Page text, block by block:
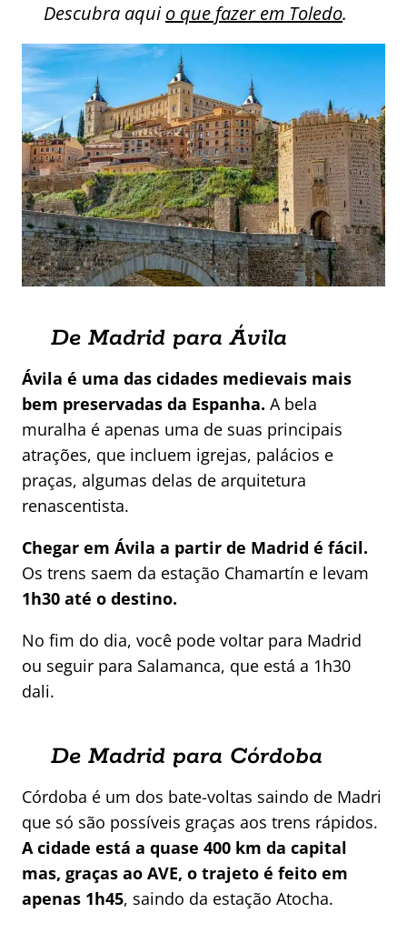
Descubra aquio que fazer em Toledo.
De Madrid para Ávila
Ávila é uma das cidades medievais mais
bem preservadas da Espanha. A bela
muralha é apenas uma de suas principais
atrações, que incluem igrejas, palácios e
praças, algumas delas de arquitetura
renascentista.
Chegar em Ávila a partir de Madrid é fácil.
Os trens saem da estação Chamartín e levam
1h30 até o destino.
No fim do dia, você pode voltar para Madrid
ou seguir para Salamanca, que está a 1h30
dali.
De Madrid para Córdoba
Córdoba é um dos bate-voltas saindo de Madri
que só são possíveis graças aos trens rápidos.
A cidade está a quase 400 km da capital
mas, graças ao AVE, o trajeto é feito em
apenas 1h45, saindo da estação Atocha.